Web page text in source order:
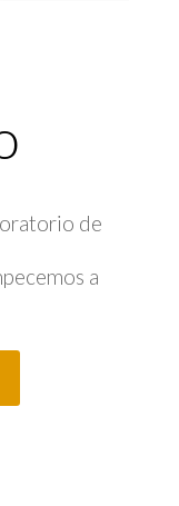
de
a